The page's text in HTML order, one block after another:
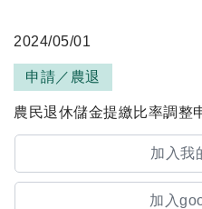
2024/05/01
申請／農退
農民退休儲金提繳比率調整
加入我
加入